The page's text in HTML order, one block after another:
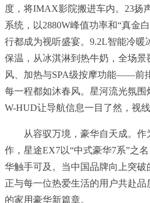
度，将IMAX影院搬进车内。23扬
系统，以2880W峰值功率和“真金
行都成为视听盛宴。9.2L智能冷
保温，从冰淇淋到热牛奶，全场
风、加热与SPA级按摩功能——前
每一程都如沐春风。星河流光氛围
W-HUD让导航信息一目了然，视线
从容驭万境，豪华自天成。作
作，星途EX7以“中式豪华7系”之
华触手可及。当中国品牌向上突
正与每一位热爱生活的用户共赴
的家用豪华新篇章。